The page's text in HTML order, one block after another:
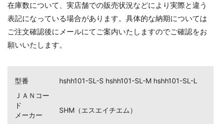
在庫数について、実店舗での販売状況などにより実際と違う
表記になっている場合があります。具体的な納期については
ご注文確認後にメールにてご案内いたしますのでご確認をお
願いいたします。
型番
hshh101-SL-S hshh101-SL-M hshh101-SL-L
ＪＡＮコー
ド
メーカー
SHM（エスエイチエム）
お買い物を続ける